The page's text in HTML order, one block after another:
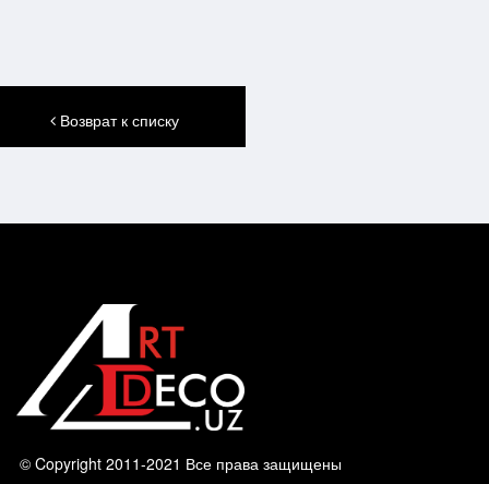
Возврат к списку
© Copyright 2011-2021 Все права защищены